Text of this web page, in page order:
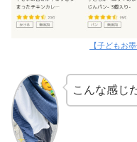
【子どもお
こんな感じ